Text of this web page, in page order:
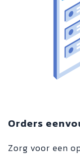
Orders
Zorg voor een